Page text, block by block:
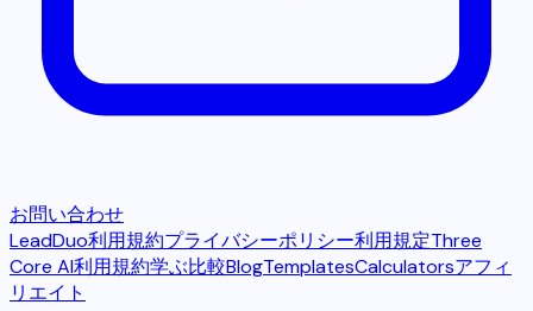
お問い合わせ
LeadDuo利用規約プライバシーポリシー利用規定Three
Core AI利用規約学ぶ比較BlogTemplatesCalculatorsアフィ
リエイト